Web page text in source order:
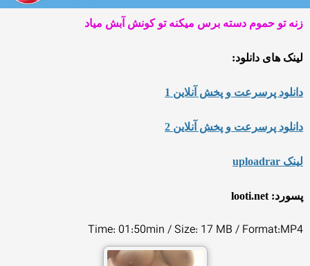
زنه تو حموم دسته برس میکنه تو کونش آبش میاد
لینک های دانلود:
دانلود پرسرعت و پخش آنلاین 1
دانلود پرسرعت و پخش آنلاین 2
لینک uploadrar
پسورد: looti.net
Time: 01:50min / Size: 17 MB / Format:MP4